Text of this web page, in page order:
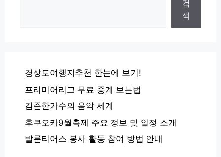
검
색
경상도여행지추천 한눈에 보기!
프리미어리그 무료 중계 보는법
김준한가수의 음악 세계
후쿠오카9월축제 주요 정보 및 일정 소개
발룬티어스 봉사 활동 참여 방법 안내